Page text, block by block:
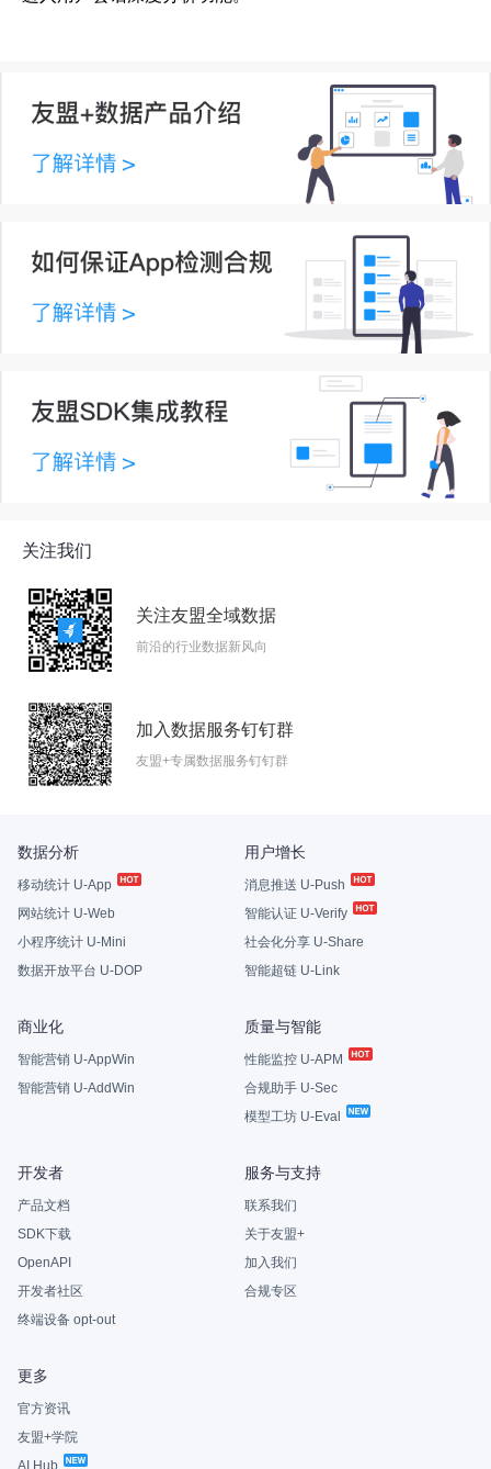
关注我们
关注友盟全域数据
前沿的行业数据新风向
加入数据服务钉钉群
友盟+专属数据服务钉钉群
数据分析
移动统计 U-App
网站统计 U-Web
小程序统计 U-Mini
数据开放平台 U-DOP
用户增长
消息推送 U-Push
智能认证 U-Verify
社会化分享 U-Share
智能超链 U-Link
商业化
智能营销 U-AppWin
智能营销 U-AddWin
质量与智能
性能监控 U-APM
合规助手 U-Sec
模型工坊 U-Eval
开发者
产品文档
SDK下载
OpenAPI
开发者社区
终端设备 opt-out
服务与支持
联系我们
关于友盟+
加入我们
合规专区
更多
官方资讯
友盟+学院
AI Hub